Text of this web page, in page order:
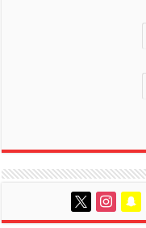
snapchat
instagram
x